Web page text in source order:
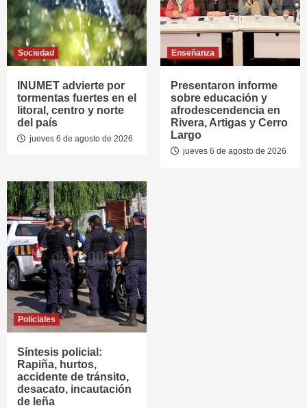
Sociedad
INUMET advierte por
tormentas fuertes en el
litoral, centro y norte
del país
jueves 6 de agosto de 2026
Enseñanza
Presentaron informe
sobre educación y
afrodescendencia en
Rivera, Artigas y Cerro
Largo
jueves 6 de agosto de 2026
Policiales
Síntesis policial:
Rapiña, hurtos,
accidente de tránsito,
desacato, incautación
de leña